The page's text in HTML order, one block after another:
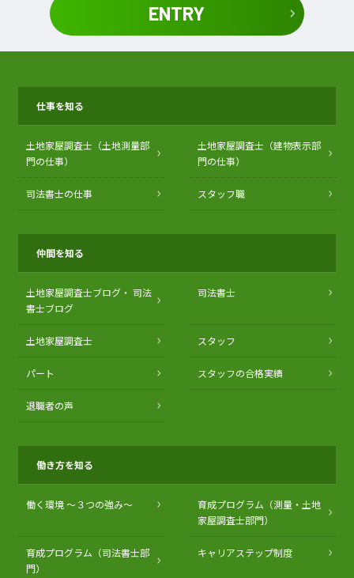
ENTRY
仕事を知る
土地家屋調査士（土地測量部
門の仕事）
土地家屋調査士（建物表示部
門の仕事）
司法書士の仕事 スタッフ職
仲間を知る
土地家屋調査士ブログ・ 司法
書士ブログ
司法書士
土地家屋調査士 スタッフ
パート スタッフの合格実績
退職者の声
働き方を知る
働く環境 〜３つの強み〜
育成プログラム（測量・土地
家屋調査士部門）
育成プログラム（司法書士部
門）
キャリアステップ制度